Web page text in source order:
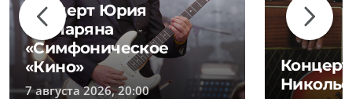
Концерт Юрия
Каспаряна
«Симфоническое
«Кино»
7 августа 2026, 20:00